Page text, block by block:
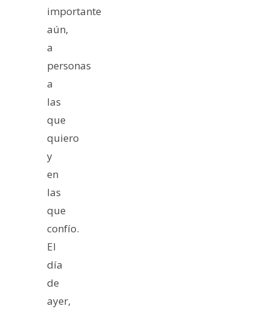
importante
aún,
a
personas
a
las
que
quiero
y
en
las
que
confío.
El
día
de
ayer,